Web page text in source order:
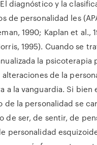
diagnóstico y la
de personalidad les
1990; Kaplan et al.,
1995). Cuando se
la psicoterapia
de la
a la vanguardia. Si bien
de la personalidad se
de ser, de sentir, de
personalidad